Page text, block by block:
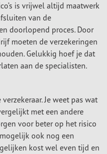
is vrijwel altijd maatwerk
van de
doorlopend proces. Door
moeten de verzekeringen
Gelukkig hoef je dat
aan de specialisten.
Je weet pas wat
met een andere
voor beter op het risico
ook nog een
kost wel even tijd en